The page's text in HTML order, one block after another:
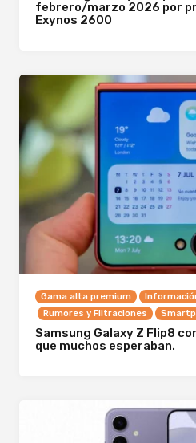
febrero/marzo 2026 por
Exynos 2600
Gama alta premium
Rumores y Filtraciones
Samsung Galaxy Z Flip8
que muchos esperaban.